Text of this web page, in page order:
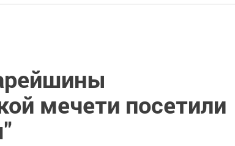
мечети посетили